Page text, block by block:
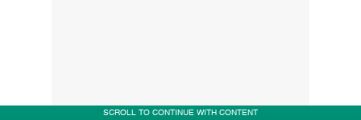
SCROLL TO CONTINUE WITH CONTENT